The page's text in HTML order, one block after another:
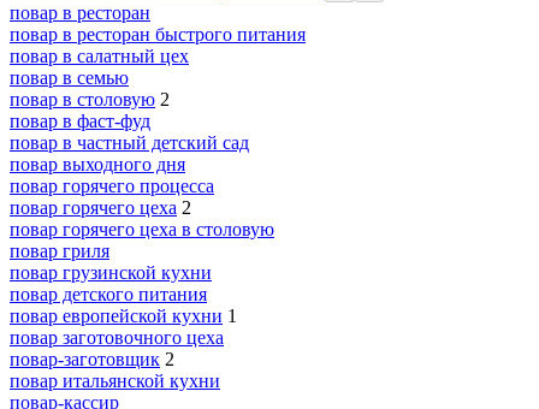
повар в ресторан
повар в ресторан быстрого питания
повар в салатный цех
повар в семью
повар в столовую 2
повар в фаст-фуд
повар в частный детский сад
повар выходного дня
повар горячего процесса
повар горячего цеха 2
повар горячего цеха в столовую
повар гриля
повар грузинской кухни
повар детского питания
повар европейской кухни 1
повар заготовочного цеха
повар-заготовщик 2
повар итальянской кухни
повар-кассир